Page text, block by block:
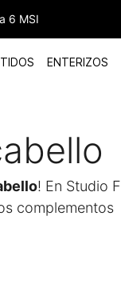
6 MSI
ENTERIZOS
! En Studio F
complementos